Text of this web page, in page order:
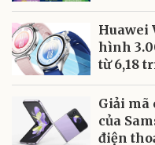
Huawei
hình
từ 6,18
Giải mã
của
điện